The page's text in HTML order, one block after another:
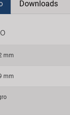
Downloads
mm
mm